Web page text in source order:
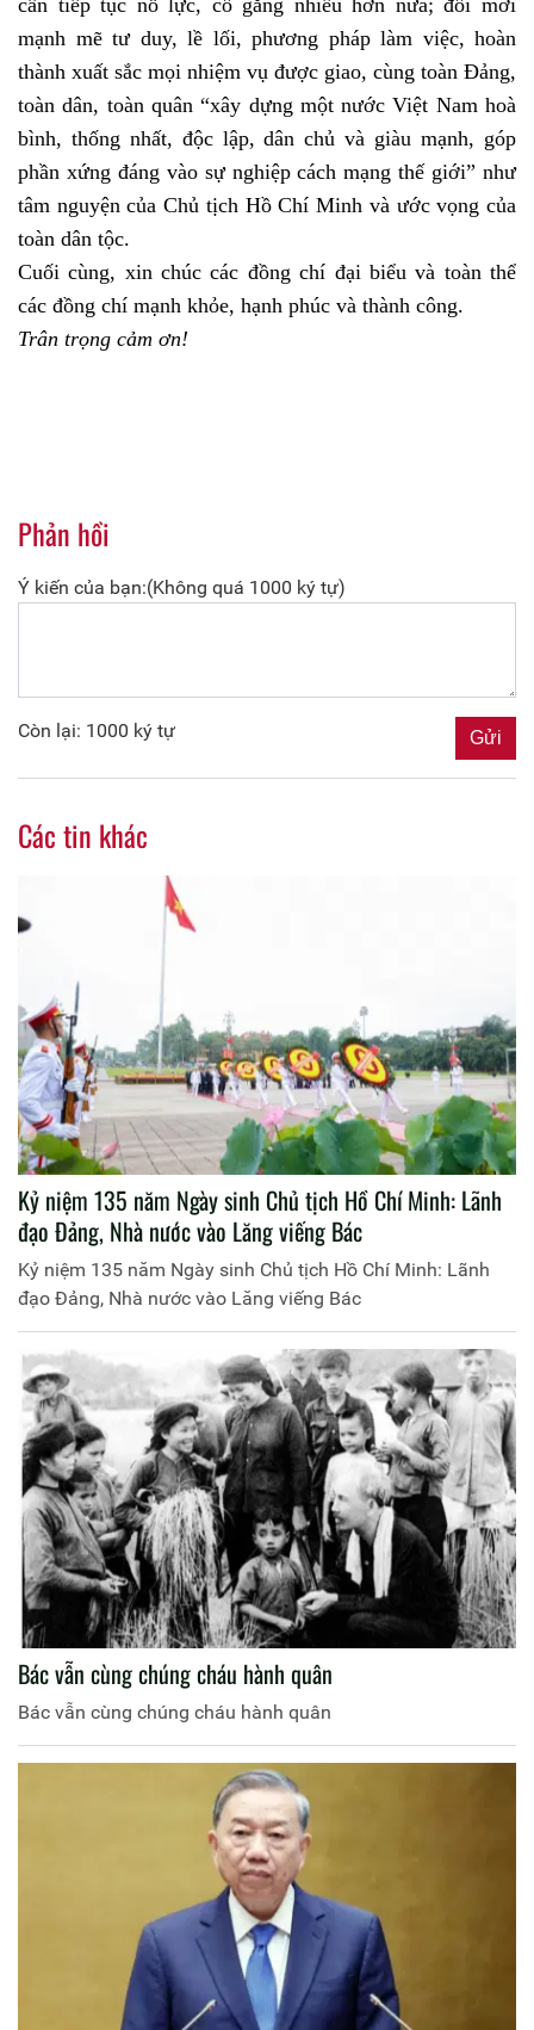
cần tiếp tục nỗ lực, cố gắng nhiều hơn nữa; đổi mới
mạnh mẽ tư duy, lề lối, phương pháp làm việc, hoàn
thành xuất sắc mọi nhiệm vụ được giao, cùng toàn Đảng,
toàn dân, toàn quân “xây dựng một nước Việt Nam hoà
bình, thống nhất, độc lập, dân chủ và giàu mạnh, góp
phần xứng đáng vào sự nghiệp cách mạng thế giới” như
tâm nguyện của Chủ tịch Hồ Chí Minh và ước vọng của
toàn dân tộc.
Cuối cùng, xin chúc các đồng chí đại biểu và toàn thể
các đồng chí mạnh khỏe, hạnh phúc và thành công.
Trân trọng cảm ơn!
Phản hồi
Ý kiến của bạn:(Không quá 1000 ký tự)
Còn lại: 1000 ký tự
Các tin khác
Kỷ niệm 135 năm Ngày sinh Chủ tịch Hồ Chí Minh: Lãnh
đạo Đảng, Nhà nước vào Lăng viếng Bác
Kỷ niệm 135 năm Ngày sinh Chủ tịch Hồ Chí Minh: Lãnh
đạo Đảng, Nhà nước vào Lăng viếng Bác
Bác vẫn cùng chúng cháu hành quân
Bác vẫn cùng chúng cháu hành quân